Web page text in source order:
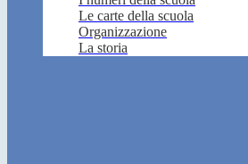
Le carte della scuola
Organizzazione
La storia